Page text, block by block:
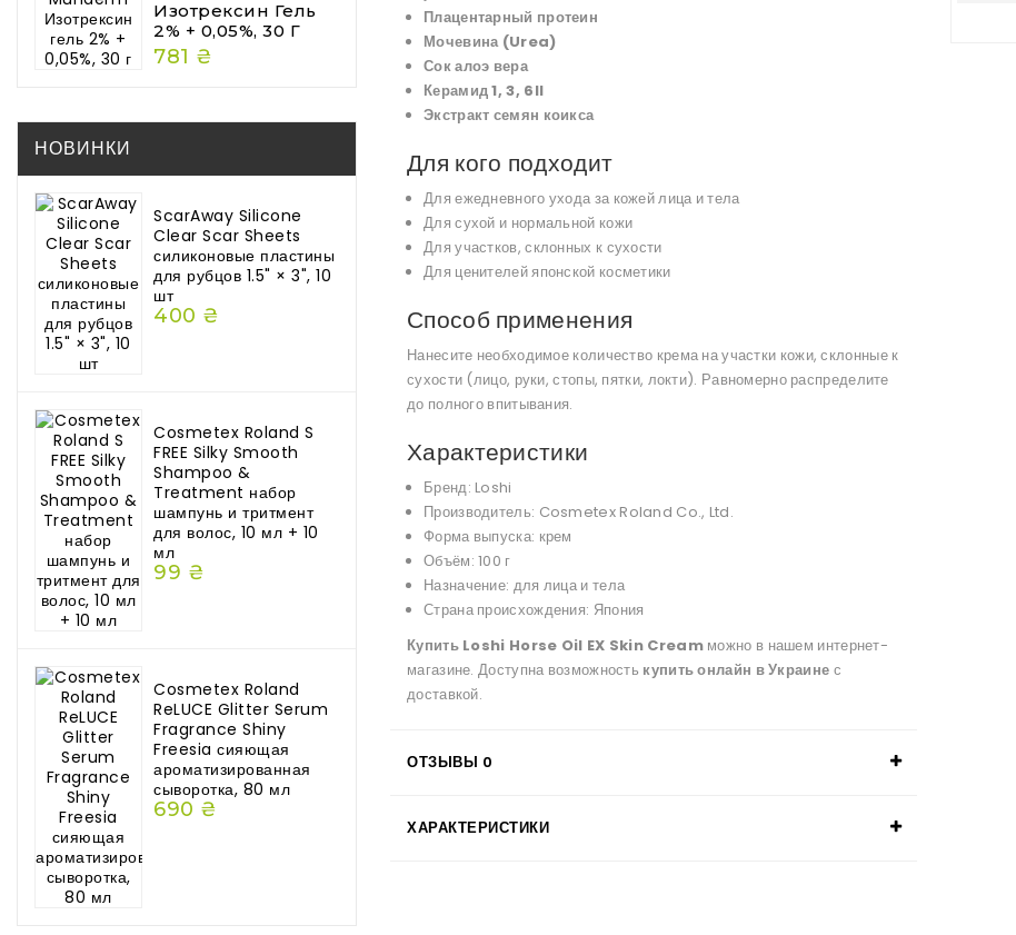
Изотрексин Гель
2% + 0,05%, 30 Г
781 ₴
НОВИНКИ
ScarAway Silicone
Clear Scar Sheets
силиконовые пластины
для рубцов 1.5" × 3", 10
шт
400 ₴
Cosmetex Roland S
FREE Silky Smooth
Shampoo &
Treatment набор
шампунь и тритмент
для волос, 10 мл + 10
мл
99 ₴
Cosmetex Roland
ReLUCE Glitter Serum
Fragrance Shiny
Freesia сияющая
ароматизированная
сыворотка, 80 мл
690 ₴
Плацентарный протеин
Мочевина (Urea)
Сок алоэ вера
Керамид 1, 3, 6II
Экстракт семян коикса
Для кого подходит
Для ежедневного ухода за кожей лица и тела
Для сухой и нормальной кожи
Для участков, склонных к сухости
Для ценителей японской косметики
Способ применения
Нанесите необходимое количество крема на участки кожи, склонные к
сухости (лицо, руки, стопы, пятки, локти). Равномерно распределите
до полного впитывания.
Характеристики
Бренд: Loshi
Производитель: Cosmetex Roland Co., Ltd.
Форма выпуска: крем
Объём: 100 г
Назначение: для лица и тела
Страна происхождения: Япония
Купить Loshi Horse Oil EX Skin Creamможно в нашем интернет-
магазине. Доступна возможность купить онлайн в Украине с
доставкой.
ОТЗЫВЫ 0
ХАРАКТЕРИСТИКИ